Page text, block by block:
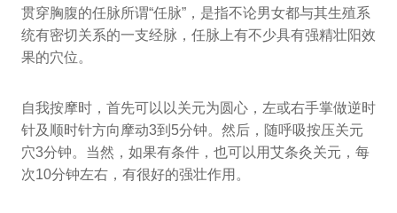
贯穿胸腹的任脉所谓“任脉”，是指不论男女都与其生殖系
统有密切关系的一支经脉，任脉上有不少具有强精壮阳效
果的穴位。
自我按摩时，首先可以以关元为圆心，左或右手掌做逆时
针及顺时针方向摩动3到5分钟。然后，随呼吸按压关元
穴3分钟。当然，如果有条件，也可以用艾条灸关元，每
次10分钟左右，有很好的强壮作用。